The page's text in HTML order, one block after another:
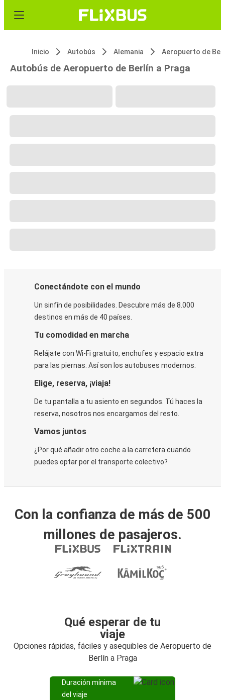
Inicio Autobús Alemania Aeropuerto de
Autobús de Aeropuerto de Berlín a Praga
Conectándote con el mundo
Un sinfín de posibilidades. Descubre más de 8.000
destinos en más de 40 países.
Tu comodidad en marcha
Relájate con Wi-Fi gratuito, enchufes y espacio extra
para las piernas. Así son los autobuses modernos.
Elige, reserva, ¡viaja!
De tu pantalla a tu asiento en segundos. Tú haces la
reserva, nosotros nos encargamos del resto.
Vamos juntos
¿Por qué añadir otro coche a la carretera cuando
puedes optar por el transporte colectivo?
Con la confianza de más de 500
millones de pasajeros.
Qué esperar de tu
viaje
Opciones rápidas, fáciles y asequibles de Aeropuerto de
Berlín a Praga
Duración mínima
del viaje